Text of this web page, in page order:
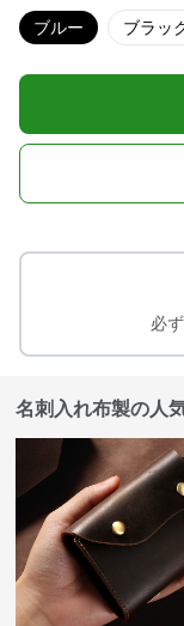
ブルー ブラッ
必
名刺入れ布製の人